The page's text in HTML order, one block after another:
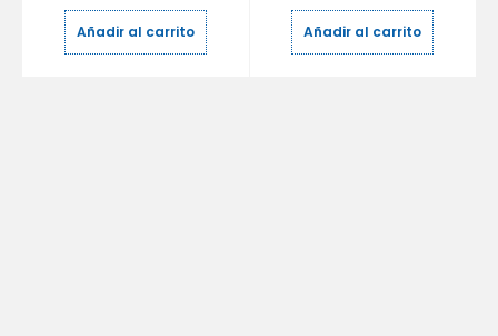
Añadir al carrito Añadir al carrito